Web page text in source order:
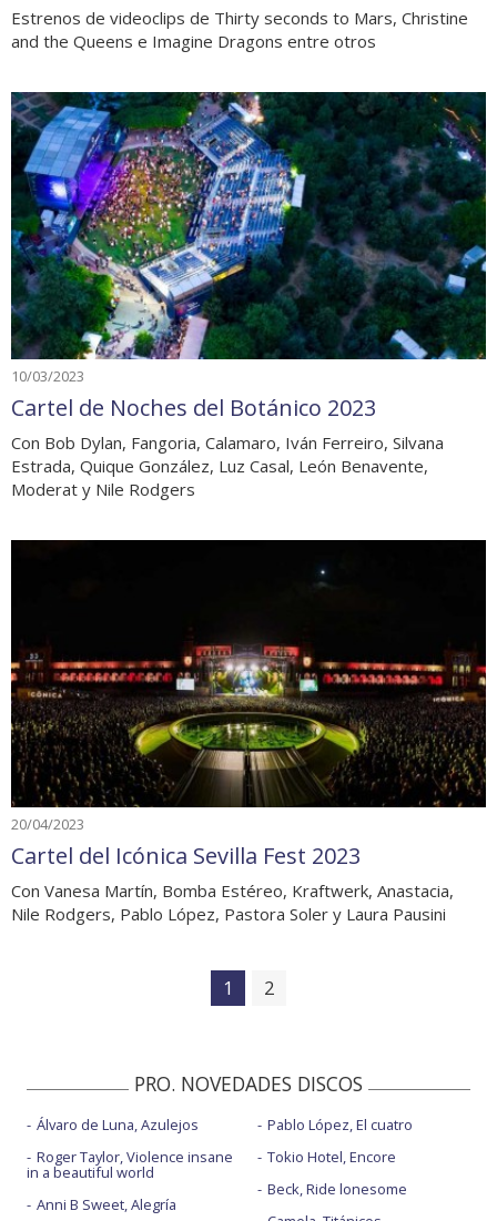
Estrenos de videoclips de Thirty seconds to Mars, Christine
and the Queens e Imagine Dragons entre otros
10/03/2023
Cartel de Noches del Botánico 2023
Con Bob Dylan, Fangoria, Calamaro, Iván Ferreiro, Silvana
Estrada, Quique González, Luz Casal, León Benavente,
Moderat y Nile Rodgers
20/04/2023
Cartel del Icónica Sevilla Fest 2023
Con Vanesa Martín, Bomba Estéreo, Kraftwerk, Anastacia,
Nile Rodgers, Pablo López, Pastora Soler y Laura Pausini
1 2
PRO. NOVEDADES DISCOS
Álvaro de Luna, Azulejos
Roger Taylor, Violence insane
in a beautiful world
Anni B Sweet, Alegría
Pablo López, El cuatro
Tokio Hotel, Encore
Beck, Ride lonesome